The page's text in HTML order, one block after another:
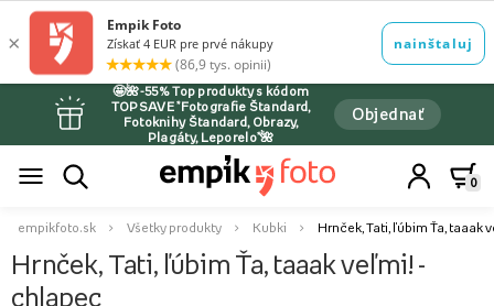
🤩🌺-55% Top produkty s kódom
TOPSAVE *Fotografie Štandard,
Fotoknihy Štandard, Obrazy,
Plagáty, Leporelo*🌺
Objednať
0
empikfoto.sk Všetky produkty Kubki Hrnček, Tati, ľúbim Ťa, taaak
Hrnček, Tati, ľúbim Ťa, taaak veľmi! -
chlapec